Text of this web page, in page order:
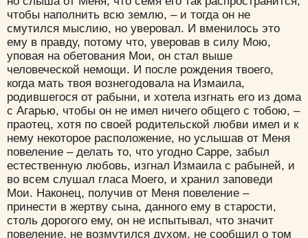
чтобы наполнить всю землю, – и тогда он не
смутился мыслию, но уверовал. И вменилось это
ему в правду, потому что, уверовав в силу Мою,
уповая на обетования Мои, он стал выше
человеческой немощи. И после рождения твоего,
когда мать твоя вознегодовала на Измаила,
родившегося от рабыни, и хотела изгнать его из дома
с Агарью, чтобы он не имел ничего общего с тобою, –
праотец, хотя по своей родительской любви имел и к
нему некоторое расположение, но услышав от Меня
повеление – делать то, что угодно Сарре, забыл
естественную любовь, изгнал Измаила с рабыней, и
во всем слушал гласа Моего, и хранил заповеди
Мои. Наконец, получив от Меня повеление –
принести в жертву сына, данного ему в старости,
столь дорогого ему, он не испытывал, что значит
повеление, не возмутился духом, не сообщил о том